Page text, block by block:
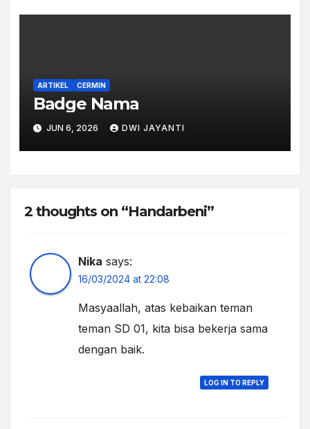
ARTIKEL CERMIN
Badge Nama
JUN 6, 2026 DWI JAYANTI
2 thoughts on “Handarbeni”
Nika says:
16/03/2024 at 22:08
Masyaallah, atas kebaikan teman
teman SD 01, kita bisa bekerja sama
dengan baik.
LOG IN TO REPLY